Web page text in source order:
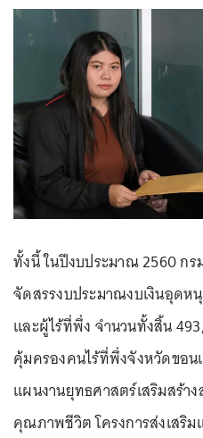
ทั้งนี้ ในปีงบประมาณ 2560 ก
จัดสรรงบประมาณงบเงินอุดห
และผู้ไร้ที่พึ่ง จำนวนทั้งสิ้น
คุ้มครองคนไร้ที่พึ่งจังหวัดขอ
แผนงานยุทธศาสตร์เสริมสร้า
คุณภาพชีวิต โครงการส่งเส